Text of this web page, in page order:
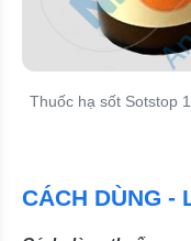
Thuốc hạ sốt Sotstop
CÁCH DÙNG -